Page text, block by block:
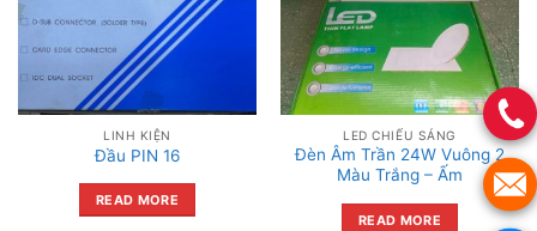
LINH KIỆN
Đầu PIN 16
READ MORE
LED CHIẾU SÁNG
Đèn Âm Trần 24W Vuông 2
Màu Trắng – Ấm
READ MORE